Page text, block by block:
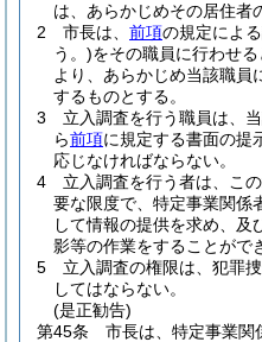
は、あらかじめその居住者
2
市長は、 前項の規定によ
う。)をその職員に行わせ
より、あらかじめ当該職員
するものとする。
3
立入調査を行う職員は、
ら前項に規定する書面の提
応じなければならない。
4
立入調査を行う者は、こ
要な限度で、特定事業関係
して情報の提供を求め、及
影等の作業をすることがで
5
立入調査の権限は、犯罪
してはならない。
(是正勧告)
第45条
市長は、特定事業関